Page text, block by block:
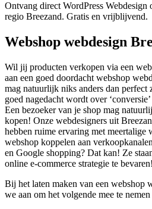
Ontvang direct WordPress Webdesign
regio Breezand. Gratis en vrijblijvend.
Webshop webdesign
Wil jij producten verkopen via een
aan een goed doordacht webshop
mag natuurlijk niks anders dan perfect
goed nagedacht wordt over
Een bezoeker van je shop mag
kopen! Onze webdesigners uit
hebben ruime ervaring met
webshop koppelen aan
en Google shopping? Dat kan! Ze
online e-commerce strategie te bevaren!
Bij het laten maken van een webshop
we aan om het volgende mee te